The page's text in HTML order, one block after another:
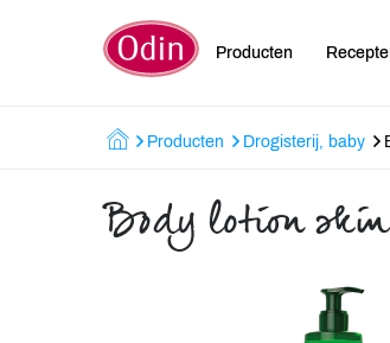
Producten
Producten Drogisterij, baby
Body lotion